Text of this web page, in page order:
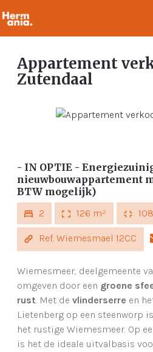
Appartement
Zutendaal
- IN OPTIE -
nieuwbouwappartement
BTW mogelijk)
2 126 m²
Ref. Wiemesmael 12CC
Wiemesmeer, deelgemeente
omgeven door een groene
rust. Met de vlinderserre en
Lietenberg op een steenworp
het rustige Wiemesmeer. Op
is het de ideale uitvalbasis